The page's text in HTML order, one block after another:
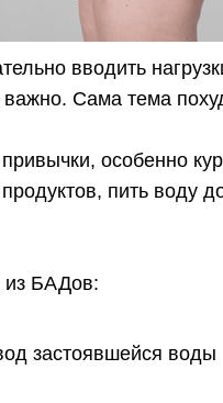
вводить
Сама тема
особенно
пить воду
из БАДов:
застоявшейся воды